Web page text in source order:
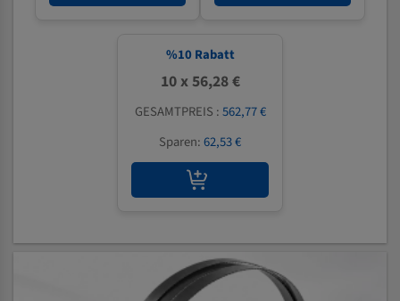
%10 Rabatt
10 x 56,28 €
GESAMTPREIS :562,77 €
Sparen:62,53 €